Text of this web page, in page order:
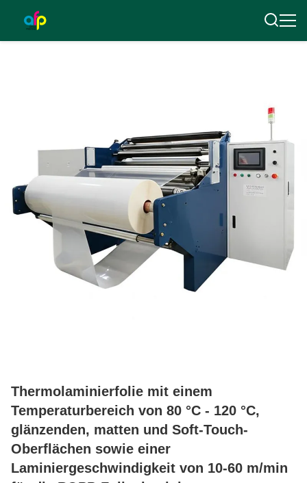
Thermolaminierfolie mit einem
Temperaturbereich von 80 °C - 120 °C,
glänzenden, matten und Soft-Touch-
Oberflächen sowie einer
Laminiergeschwindigkeit von 10-60 m/min